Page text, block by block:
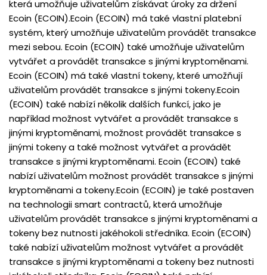
která umožňuje uživatelům získávat úroky za držení
Ecoin (ECOIN).Ecoin (ECOIN) má také vlastní platební
systém, který umožňuje uživatelům provádět transakce
mezi sebou. Ecoin (ECOIN) také umožňuje uživatelům
vytvářet a provádět transakce s jinými kryptoměnami.
Ecoin (ECOIN) má také vlastní tokeny, které umožňují
uživatelům provádět transakce s jinými tokeny.Ecoin
(ECOIN) také nabízí několik dalších funkcí, jako je
například možnost vytvářet a provádět transakce s
jinými kryptoměnami, možnost provádět transakce s
jinými tokeny a také možnost vytvářet a provádět
transakce s jinými kryptoměnami. Ecoin (ECOIN) také
nabízí uživatelům možnost provádět transakce s jinými
kryptoměnami a tokeny.Ecoin (ECOIN) je také postaven
na technologii smart contractů, která umožňuje
uživatelům provádět transakce s jinými kryptoměnami a
tokeny bez nutnosti jakéhokoli středníka. Ecoin (ECOIN)
také nabízí uživatelům možnost vytvářet a provádět
transakce s jinými kryptoměnami a tokeny bez nutnosti